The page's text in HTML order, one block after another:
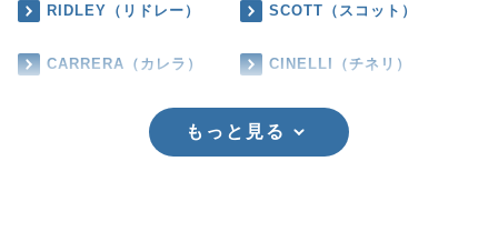
RIDLEY（リドレー） SCOTT（スコット）
CARRERA（カレラ） CINELLI（チネリ）
もっと見る